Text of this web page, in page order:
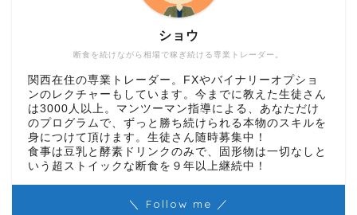
断食を続けながら相場で稼ぎ続ける専業トレーダー。
ショウ
関西在住の専業トレーダー。FXやバイナリーオプショ
ンのレクチャーもしています。今までに教えた生徒さん
は3000人以上。マンツーマン指導による、あなただけ
のプログラムで、ずっと勝ち続けられる本物のスキルを
身につけて頂けます。生徒さん随時募集中！
食事は豆乳と酵素ドリンクのみで、固形物は一切なしと
いう超ストイックな断食を９年以上継続中！
＼ Follow me ／